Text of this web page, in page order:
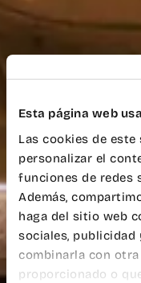
Esta página web
Las cookies de
personalizar el
funciones de redes
Además,
haga del sitio web
sociales, publicidad
combinarla con
proporcionado o